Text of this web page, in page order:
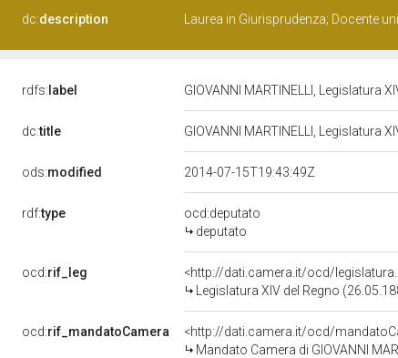
dc:description Laurea in Giurisprudenza; Docente
rdfs: label GIOVANNI MARTINELLI, Legislatura
dc:title GIOVANNI MARTINELLI, Legislatura
ods:modified 2014-07-15T19:43:49Z
rdf:type
ocd:deputato
deputato
ocd:rif_leg
<http://dati.camera.it/ocd/
Legislatura XIV del Regno
ocd:rif_mandatoCamera
<http://dati.camera.it/ocd/
Mandato Camera di GIOVANNI